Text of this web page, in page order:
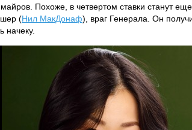
Похоже, в четвертом ставки станут
(Нил МакДонаф), враг Генерала. Он
начеку.